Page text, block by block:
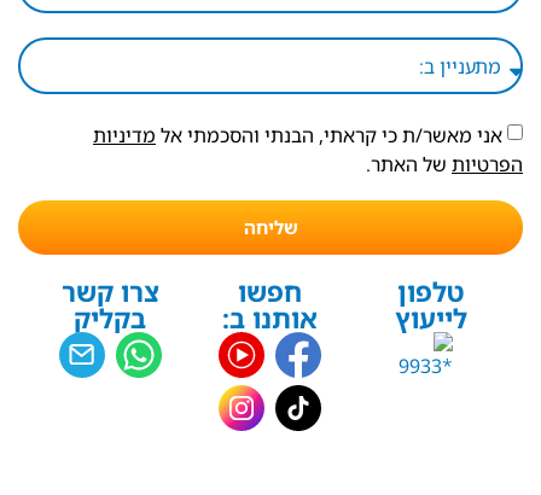
אני מאשר/ת כי קראתי, הבנתי והסכמתי אל מדיניות
הפרטיות של האתר.
שליחה
טלפון
לייעוץ
חפשו
אותנו ב:
צרו קשר
בקליק